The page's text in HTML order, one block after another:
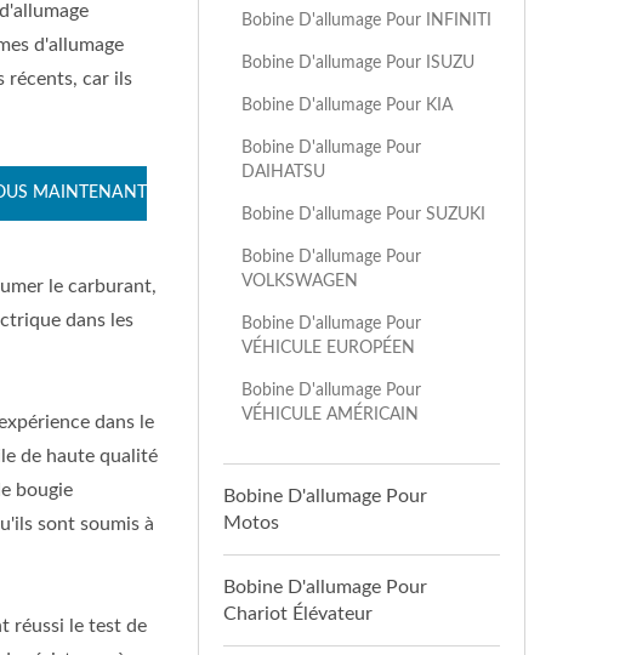
d'allumage
récents, car ils
MAINTENANT
le carburant,
dans les
dans le
de haute qualité
bougie
sont soumis à
réussi le test de
Bobine D'allumage Pour INFINITI
Bobine D'allumage Pour ISUZU
Bobine D'allumage Pour KIA
Bobine D'allumage Pour
DAIHATSU
Bobine D'allumage Pour SUZUKI
Bobine D'allumage Pour
VOLKSWAGEN
Bobine D'allumage Pour
VÉHICULE EUROPÉEN
Bobine D'allumage Pour
VÉHICULE AMÉRICAIN
Bobine D'allumage Pour
Motos
Bobine D'allumage Pour
Chariot Élévateur